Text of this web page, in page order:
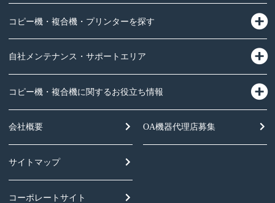
コピー機・複合機・プリンターを探す
自社メンテナンス・サポートエリア
コピー機・複合機に関するお役立ち情報
会社概要
サイトマップ
コーポレートサイト
OA機器代理店募集